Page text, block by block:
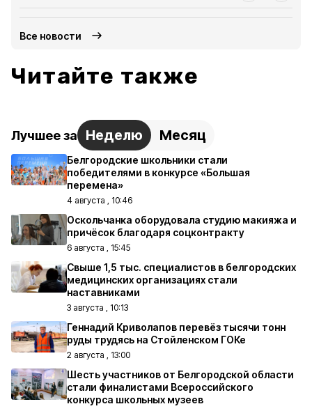
Все новости
Читайте также
Лучшее за Неделю Месяц
Белгородские школьники стали
победителями в конкурсе «Большая
перемена»
4 августа , 10:46
Оскольчанка оборудовала студию макияжа и
причёсок благодаря соцконтракту
6 августа , 15:45
Свыше 1,5 тыс. специалистов в белгородских
медицинских организациях стали
наставниками
3 августа , 10:13
Геннадий Криволапов перевёз тысячи тонн
руды трудясь на Стойленском ГОКе
2 августа , 13:00
Шесть участников от Белгородской области
стали финалистами Всероссийского
конкурса школьных музеев